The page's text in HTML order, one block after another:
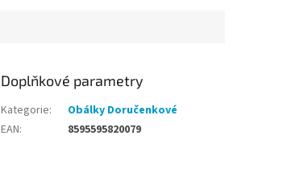
Doplňkové parametry
Kategorie:
Obálky Doručenkové
EAN: 8595595820079